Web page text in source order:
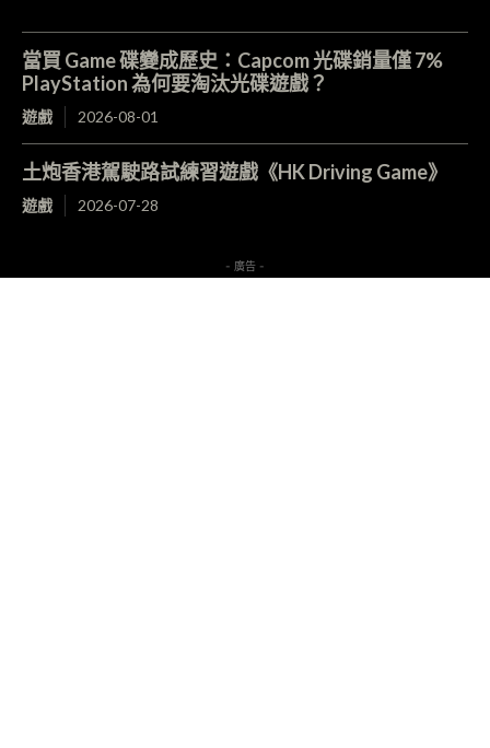
當買 Game 碟變成歷史：Capcom 光碟銷量僅 7%
PlayStation 為何要淘汰光碟遊戲？
遊戲 2026-08-01
土炮香港駕駛路試練習遊戲《HK Driving Game》
遊戲 2026-07-28
- 廣告 -